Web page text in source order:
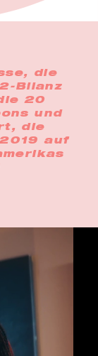
die
Bilanz
20
und
die
auf